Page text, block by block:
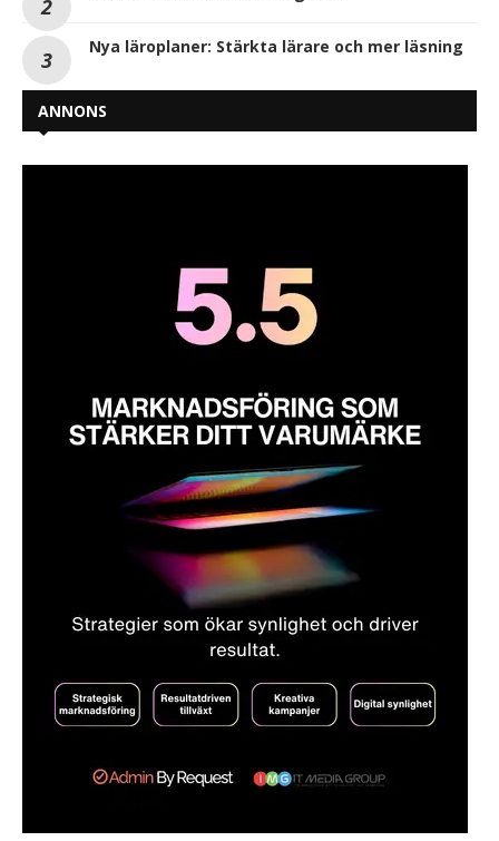
Nya läroplaner: Stärkta lärare och mer läsning
ANNONS